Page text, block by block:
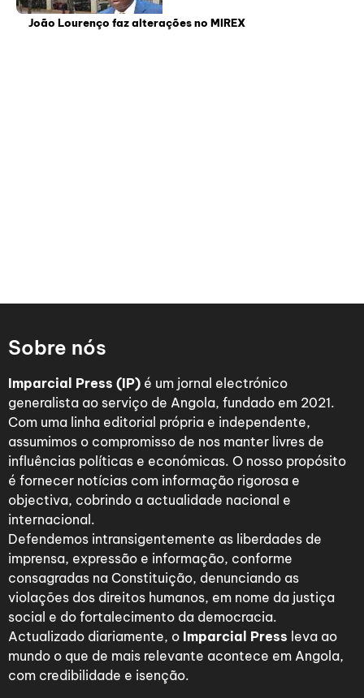
João Lourenço faz alterações no MIREX
Sobre nós
Imparcial Press (IP) é um jornal electrónico
generalista ao serviço de Angola, fundado em 2021.
Com uma linha editorial própria e independente,
assumimos o compromisso de nos manter livres de
influências políticas e económicas. O nosso propósito
é fornecer notícias com informação rigorosa e
objectiva, cobrindo a actualidade nacional e
internacional.
Defendemos intransigentemente as liberdades de
imprensa, expressão e informação, conforme
consagradas na Constituição, denunciando as
violações dos direitos humanos, em nome da justiça
social e do fortalecimento da democracia.
Actualizado diariamente, o Imparcial Press leva ao
mundo o que de mais relevante acontece em Angola,
com credibilidade e isenção.